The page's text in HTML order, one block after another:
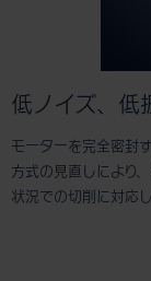
低ノイズ、低
モーターを完全密封
方式の見直しにより
状況での切削に対応し